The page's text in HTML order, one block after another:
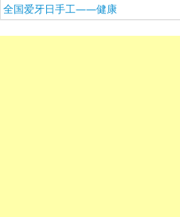
全国爱牙日手工——健康